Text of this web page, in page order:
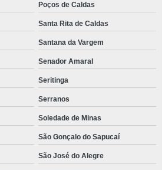
Poços de Caldas
Santa Rita de Caldas
Santana da Vargem
Senador Amaral
Seritinga
Serranos
Soledade de Minas
São Gonçalo do Sapucaí
São José do Alegre